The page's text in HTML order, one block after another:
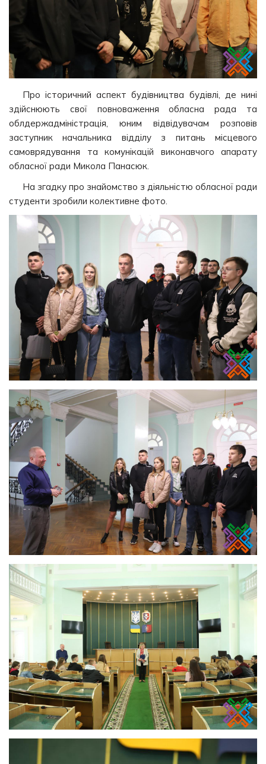
Про історичний аспект будівництва будівлі, де нині
здійснюють свої повноваження обласна рада та
облдержадміністрація, юним відвідувачам розповів
заступник начальника відділу з питань місцевого
самоврядування та комунікацій виконавчого апарату
обласної ради Микола Панасюк.
На згадку про знайомство з діяльністю обласної ради
студенти зробили колективне фото.